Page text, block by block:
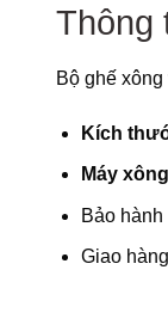
Thông
Bộ ghế
Kích
Máy xông
Bảo hành
Giao